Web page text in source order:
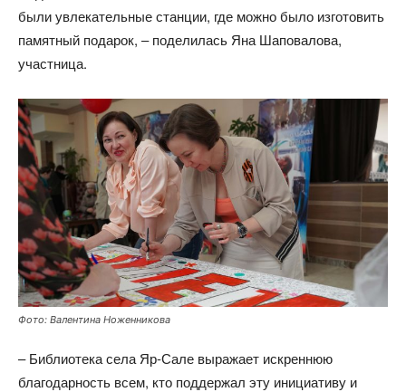
были увлекательные станции, где можно было изготовить
памятный подарок, – поделилась Яна Шаповалова,
участница.
Фото: Валентина Ноженникова
– Библиотека села Яр-Сале выражает искреннюю
благодарность всем, кто поддержал эту инициативу и